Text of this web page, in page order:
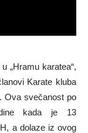
„Hramu karatea“,
Karate kluba
Ova svečanost po
kada je 13
a dolaze iz ovog